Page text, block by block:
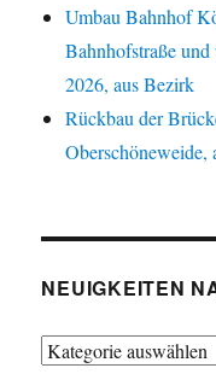
Umbau Bahnhof
Bahnhofstraße
2026, aus Bezirk
Rückbau der
Oberschöneweide,
NEUIGKEITEN
Neuigkeiten